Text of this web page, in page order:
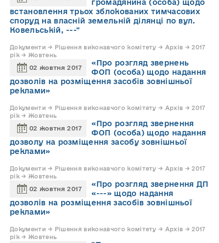
громадянина (особа) щодо
встановлення трьох зблокованих тимчасових
споруд на власній земельній ділянці по вул.
Ковельській, ---"
Документи → Рішення виконавчого комітету → Архів → 2017
рік → Жовтень
02 жовтня 2017
«Про розгляд звернень
ФОП (особа) щодо надання
дозволів на розміщення засобів зовнішньої
реклами»
Документи → Рішення виконавчого комітету → Архів → 2017
рік → Жовтень
02 жовтня 2017
«Про розгляд звернення
ФОП (особа) щодо надання
дозволу на розміщення засобу зовнішньої
реклами»
Документи → Рішення виконавчого комітету → Архів → 2017
рік → Жовтень
02 жовтня 2017
«Про розгляд звернення ДП
«---» щодо надання
дозволів на розміщення засобів зовнішньої
реклами»
Документи → Рішення виконавчого комітету → Архів → 2017
рік → Жовтень